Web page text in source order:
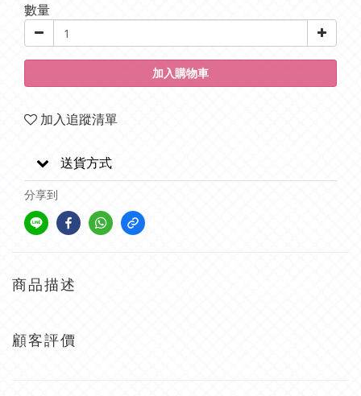
數量
加入購物車
加入追蹤清單
送貨方式
分享到
商品描述
顧客評價